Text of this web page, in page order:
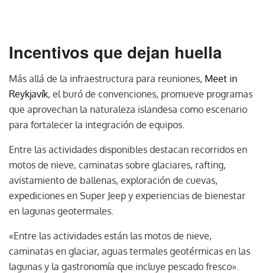
Incentivos que dejan huella
Más allá de la infraestructura para reuniones, Meet in
Reykjavík, el buró de convenciones, promueve programas
que aprovechan la naturaleza islandesa como escenario
para fortalecer la integración de equipos.
Entre las actividades disponibles destacan recorridos en
motos de nieve, caminatas sobre glaciares, rafting,
avistamiento de ballenas, exploración de cuevas,
expediciones en Super Jeep y experiencias de bienestar
en lagunas geotermales.
«Entre las actividades están las motos de nieve,
caminatas en glaciar, aguas termales geotérmicas en las
lagunas y la gastronomía que incluye pescado fresco».